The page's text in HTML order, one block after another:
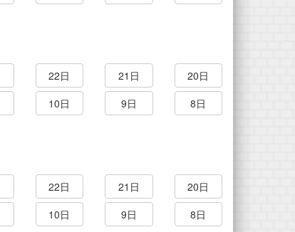
22日 21日
20日
10日 9日
8日
22日 21日
20日
10日 9日
8日